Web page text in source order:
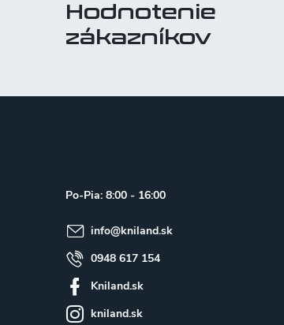
Hodnotenie
zákazníkov
Po-Pia: 8:00 - 16:00
info@kniland.sk
0948 617 154
Kniland.sk
kniland.sk